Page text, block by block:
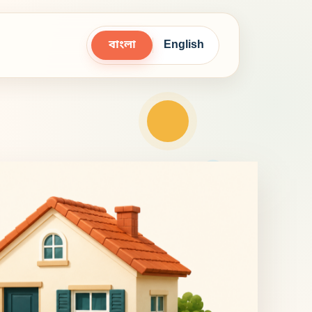
বাংলা English